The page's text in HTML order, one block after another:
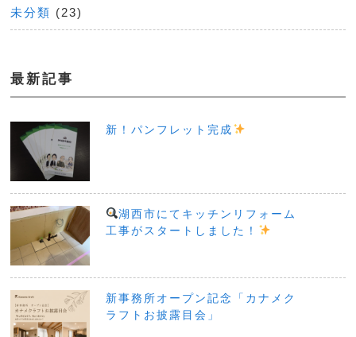
未分類 (23)
最新記事
新！パンフレット完成
湖西市にてキッチンリフォーム
工事がスタートしました！
新事務所オープン記念「カナメク
ラフトお披露目会」